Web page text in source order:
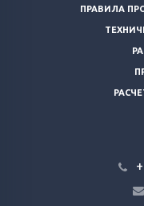
ПРАВИЛА